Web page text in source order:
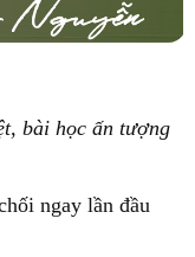
bài học ấn tượng
ngay lần đầu